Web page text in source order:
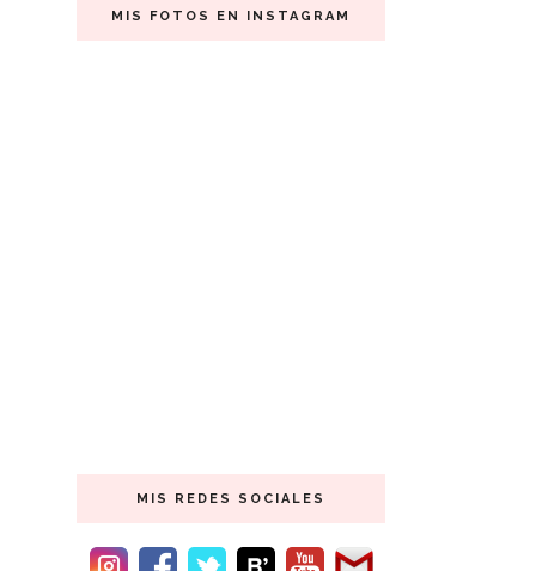
MIS FOTOS EN INSTAGRAM
MIS REDES SOCIALES